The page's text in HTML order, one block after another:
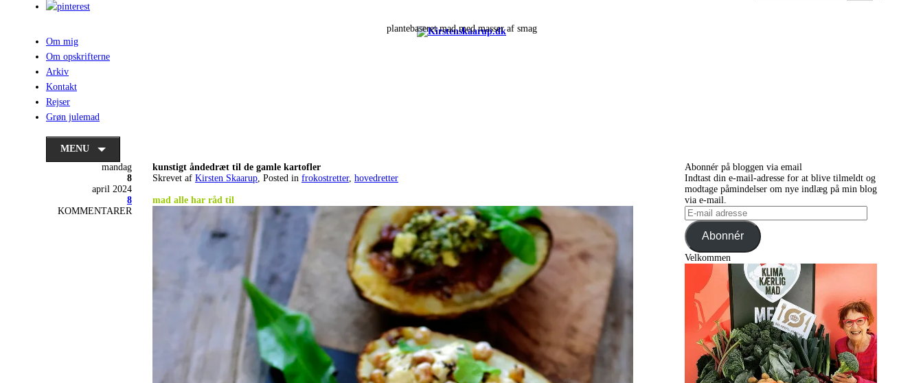
plantebaseret mad med masser af smag
Om mig
Om opskrifterne
Arkiv
Kontakt
Rejser
Grøn julemad
MENU
mandag
8
april 2024
8
KOMMENTARER
kunstigt åndedræt til de gamle kartofler
Skrevet afKirsten Skaarup , Posted infrokostretter,hovedretter
mad alle har råd til
Abonnér på bloggen via email
Indtast din e-mail-adresse for at blive tilmeldt og
modtage påmindelser om nye indlæg på min blog
via e-mail.
E-
mail
adresseAbonnér
Velkommen